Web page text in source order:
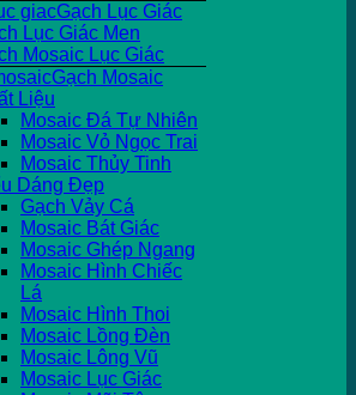
Gạch Lục Giác
Lục Giác Men
Mosaic Lục Giác
Gạch Mosaic
Liệu
Mosaic Đá Tự Nhiên
Mosaic Vỏ Ngọc Trai
Mosaic Thủy Tinh
Dáng Đẹp
Gạch Vảy Cá
Mosaic Bát Giác
Mosaic Ghép Ngang
Mosaic Hình Chiếc
Lá
Mosaic Hình Thoi
Mosaic Lồng Đèn
Mosaic Lông Vũ
Mosaic Lục Giác